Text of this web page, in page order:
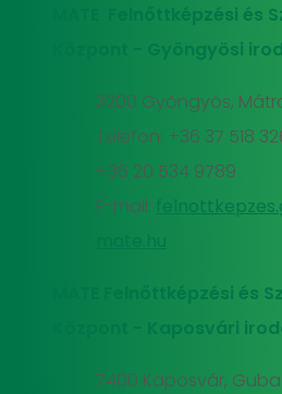
MATE Felnőttképzési és
Központ - Gyöngyösi
3200 Gyöngyös,
Telefon: +36 37 518
+36 20 534 9789
E-mail:
MATE Felnőttképzési és
Központ - Kaposvári
7400 Kaposvár,